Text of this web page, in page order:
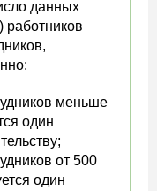
данных
работников
меньше
один
от 500
один